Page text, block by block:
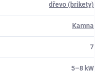
dřevo (brikety)
Kamna
7
5–8 kW